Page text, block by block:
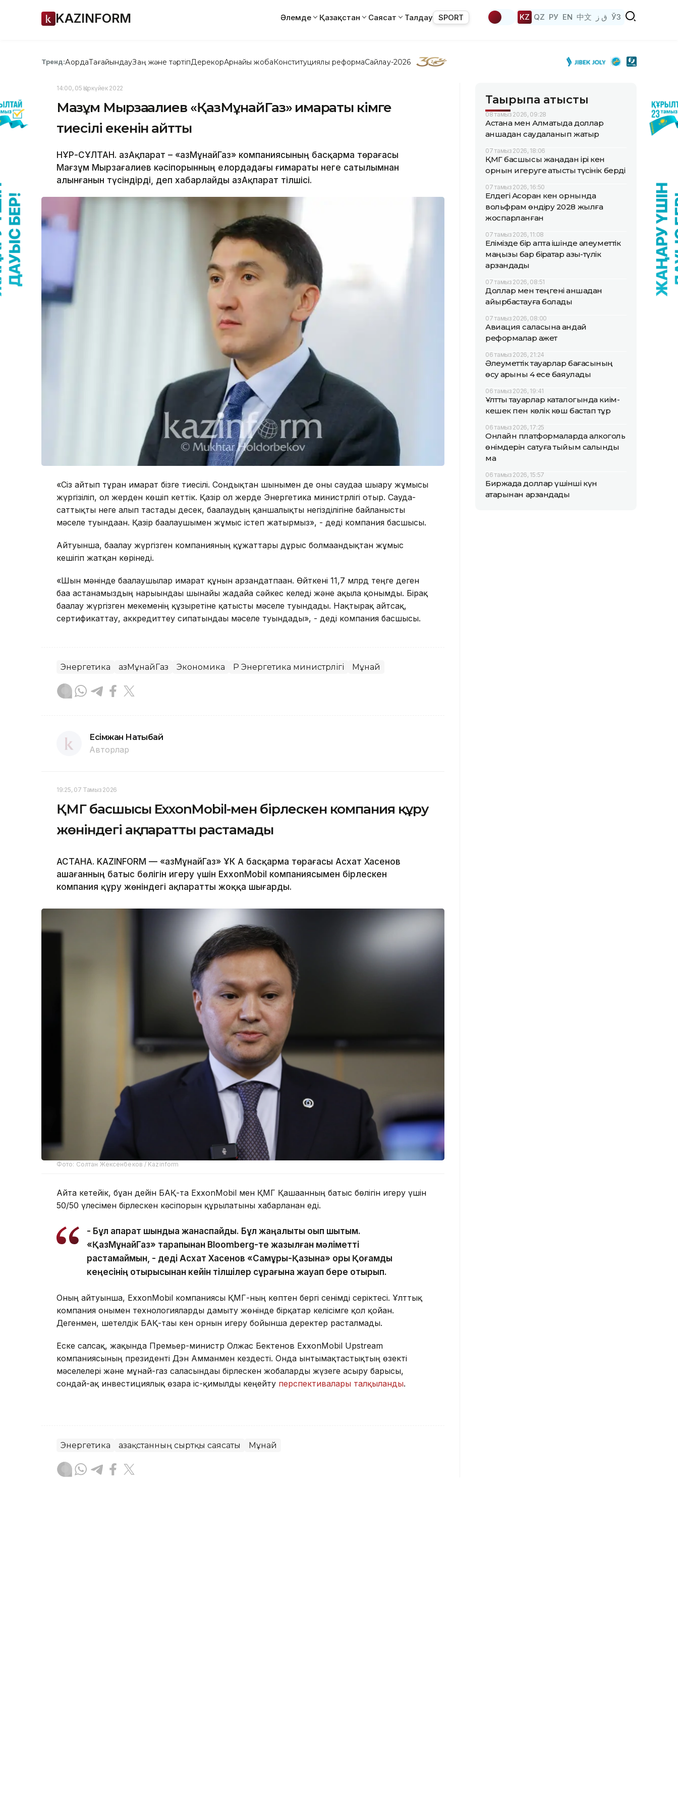
KAZINFORM Әлемде Қазақстан Саясат Талдау SPORT KZ QZ РУ EN 中文 ق ز ЎЗ
Тренд:АқордаТағайындауЗаң және тәртіпДерекқорАрнайы жобаКонституциялық реформаСайлау-2026
14:00, 05 Қыркүйек 2022
Мағзұм Мырзағалиев «ҚазМұнайГаз» ғимараты кімге
тиесілі екенін айтты
НҰР-СҰЛТАН. ҚазАқпарат – «ҚазМұнайГаз» компаниясының басқарма төрағасы
Мағзұм Мырзағалиев кәсіпорынның елордадағы ғимараты неге сатылымнан
алынғанын түсіндірді, деп хабарлайды ҚазАқпарат тілшісі.
«Сіз айтып тұрған ғимарат бізге тиесілі. Сондықтан шынымен де оны саудаға шығару жұмысы
жүргізіліп, ол жерден көшіп кеттік. Қазір ол жерде Энергетика министрлігі отыр. Сауда-
саттықты неге алып тастады десек, бағалаудың қаншалықты негізділігіне байланысты
мәселе туындаған. Қазір бағалаушымен жұмыс істеп жатырмыз», - деді компания басшысы.
Айтуынша, бағалау жүргізген компанияның құжаттары дұрыс болмағандықтан жұмыс
кешігіп жатқан көрінеді.
«Шын мәнінде бағалаушылар ғимарат құнын арзандатпаған. Өйткені 11,7 млрд теңге деген
баға астанамыздың нарығындағы шынайы жағдайға сәйкес келеді және ақылға қонымды. Бірақ
бағалау жүргізген мекеменің құзыретіне қатысты мәселе туындады. Нақтырақ айтсақ,
сертификаттау, аккредиттеу сипатындағы мәселе туындады», - деді компания басшысы.
Энергетика ҚазМұнайГаз Экономика ҚР Энергетика министрлігі Мұнай
Есімжан Нақтыбай
Авторлар
19:25, 07 Тамыз 2026
ҚМГ басшысы ExxonMobil-мен бірлескен компания құру
жөніндегі ақпаратты растамады
АСТАНА. KAZINFORM — «ҚазМұнайГаз» ҰК АҚ басқарма төрағасы Асхат Хасенов
Қашағанның батыс бөлігін игеру үшін ExxonMobil компаниясымен бірлескен
компания құру жөніндегі ақпаратты жоққа шығарды.
Фото: Солтан Жексенбеков / Kazinform
Айта кетейік, бұған дейін БАҚ-та ExxonMobil мен ҚМГ Қашағанның батыс бөлігін игеру үшін
50/50 үлесімен бірлескен кәсіпорын құрылатыны хабарланған еді.
- Бұл ақпарат шындыққа жанаспайды. Бұл жаңалықты оқып шықтым.
«ҚазМұнайГаз» тарапынан Bloomberg-те жазылған мәліметті
растамаймын, - деді Асхат Хасенов «Самұрық-Қазына» қоры Қоғамдық
кеңесінің отырысынан кейін тілшілер сұрағына жауап бере отырып.
Оның айтуынша, ExxonMobil компаниясы ҚМГ-ның көптен бергі сенімді серіктесі. Ұлттық
компания онымен технологияларды дамыту жөнінде бірқатар келісімге қол қойған.
Дегенмен, шетелдік БАҚ-тағы кен орнын игеру бойынша деректер расталмады.
Еске салсақ, жақында Премьер-министр Олжас Бектенов ExxonMobil Upstream
компаниясының президенті Дэн Амманмен кездесті. Онда ынтымақтастықтың өзекті
мәселелері және мұнай-газ саласындағы бірлескен жобаларды жүзеге асыру барысы,
сондай-ақ инвестициялық өзара іс-қимылды кеңейту перспективалары талқыланды.
Энергетика Қазақстанның сыртқы саясаты Мұнай
Тақырыпқа қатысты
08 тамыз 2026, 09:28
Астана мен Алматыда доллар
қаншадан саудаланып жатыр
07 тамыз 2026, 18:06
ҚМГ басшысы жаңадан ірі кен
орнын игеруге қатысты түсінік берді
07 тамыз 2026, 16:50
Елдегі Ақсоран кен орнында
вольфрам өндіру 2028 жылға
жоспарланған
07 тамыз 2026, 11:08
Елімізде бір апта ішінде әлеуметтік
маңызы бар бірқатар азық-түлік
арзандады
07 тамыз 2026, 08:51
Доллар мен теңгені қаншадан
айырбастауға болады
07 тамыз 2026, 08:00
Авиация саласына қандай
реформалар қажет
06 тамыз 2026, 21:24
Әлеуметтік тауарлар бағасының
өсу қарқыны 4 есе баяулады
06 тамыз 2026, 19:41
Ұлттық тауарлар каталогында киім-
кешек пен көлік көш бастап тұр
06 тамыз 2026, 17:25
Онлайн платформаларда алкоголь
өнімдерін сатуға тыйым салынды
ма
06 тамыз 2026, 15:57
Биржада доллар үшінші күн
қатарынан арзандады